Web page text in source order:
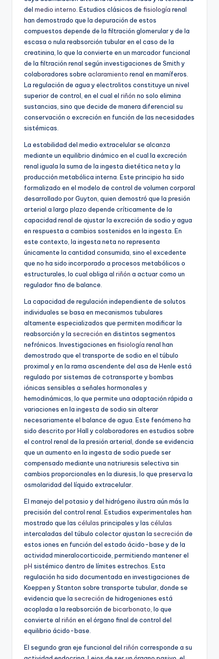
del medio interno . Estudios clásicos de fisiología renal
han demostrado que la depuración de estos
compuestos depende de la filtración glomerular y de la
escasa o nula reabsorción tubular en el caso de la
creatinina, lo que la convierte en un marcador funcional
de la filtración renal según investigaciones de Smith y
colaboradores sobre aclaramiento renal en mamíferos.
La regulación de agua y electrolitos constituye un nivel
superior de control, en el cual el riñón no solo elimina
sustancias, sino que decide de manera diferencial su
conservación o excreción en función de las necesidades
sistémicas.
La estabilidad del medio extracelular se alcanza
mediante un equilibrio dinámico en el cual la excreción
renal iguala la suma de la ingesta dietética neta y la
producción metabólica interna. Este principio ha sido
formalizado en el modelo de control de volumen corporal
desarrollado por Guyton, quien demostró que la presión
arterial a largo plazo depende críticamente de la
capacidad renal de ajustar la excreción de sodio y agua
en respuesta a cambios sostenidos en la ingesta. En
este contexto, la ingesta neta no representa
únicamente la cantidad consumida, sino el excedente
que no ha sido incorporado a procesos metabólicos o
estructurales, lo cual obliga al riñón a actuar como un
regulador fino de balance.
La capacidad de regulación independiente de solutos
individuales se basa en mecanismos tubulares
altamente especializados que permiten modificar la
reabsorción y la secreción en distintos segmentos
nefrónicos. Investigaciones en fisiología renal han
demostrado que el transporte de sodio en el túbulo
proximal y en la rama ascendente del asa de Henle está
regulado por sistemas de cotransporte y bombas
iónicas sensibles a señales hormonales y
hemodinámicas, lo que permite una adaptación rápida a
variaciones en la ingesta de sodio sin alterar
necesariamente el balance de agua. Este fenómeno ha
sido descrito por Hall y colaboradores en estudios sobre
el control renal de la presión arterial, donde se evidencia
que un aumento en la ingesta de sodio puede ser
compensado mediante una natriuresis selectiva sin
cambios proporcionales en la diuresis, lo que preserva la
osmolaridad del líquido extracelular.
El manejo del potasio y del hidrógeno ilustra aún más la
precisión del control renal. Estudios experimentales han
mostrado que las células principales y las células
intercaladas del túbulo colector ajustan la secreción de
estos iones en función del estado ácido-base y de la
actividad mineralocorticoide, permitiendo mantener el
pH sistémico dentro de límites estrechos. Esta
regulación ha sido documentada en investigaciones de
Koeppen y Stanton sobre transporte tubular, donde se
evidencia que la secreción de hidrogeniones está
acoplada a la reabsorción de bicarbonato , lo que
convierte al riñón en el órgano final de control del
equilibrio ácido-base.
El segundo gran eje funcional del riñón corresponde a su